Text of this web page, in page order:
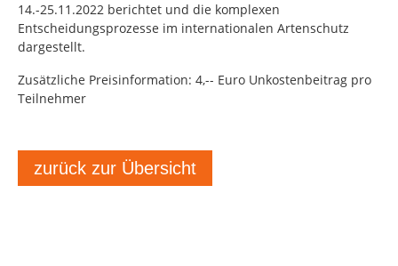
14.-25.11.2022 berichtet und die komplexen
Entscheidungsprozesse im internationalen Artenschutz
dargestellt.
Zusätzliche Preisinformation: 4,-- Euro Unkostenbeitrag pro
Teilnehmer
zurück zur Übersicht